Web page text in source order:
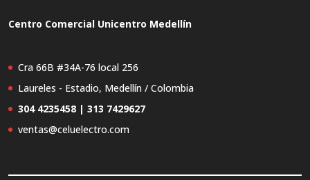
Centro Comercial Unicentro Medellín
Cra 66B #34A-76 local 256
Laureles - Estadio, Medellín / Colombia
304 4235458 | 313 7429627
ventas@celuelectro.com